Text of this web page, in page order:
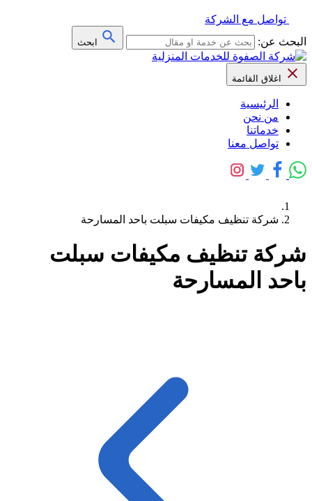
تواصل مع الشركة
البحث عن:
ابحث
اغلاق القائمة
الرئيسية
من نحن
خدماتنا
تواصل معنا
شركة تنظيف مكيفات سبلت باحد المسارحة
شركة تنظيف مكيفات سبلت
باحد المسارحة